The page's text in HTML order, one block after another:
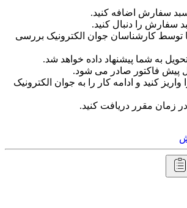
سفارش اضافه کنید.
سفارش را دنبال کنید.
کارشناسان جوان الکترونیک بررسی
به شما پیشنهاد داده خواهد شد.
پیش فاکتور صادر می شود.
کنید و ادامه کار را به جوان الکترونیک
زمان مقرر دریافت کنید.